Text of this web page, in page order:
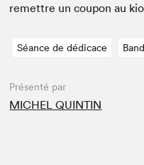
remet­tre un coupon au
Séance de dédicace
Présenté par
MICHEL QUINTIN